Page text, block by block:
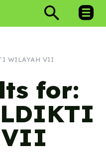
WILAYAH VII
for:
VII